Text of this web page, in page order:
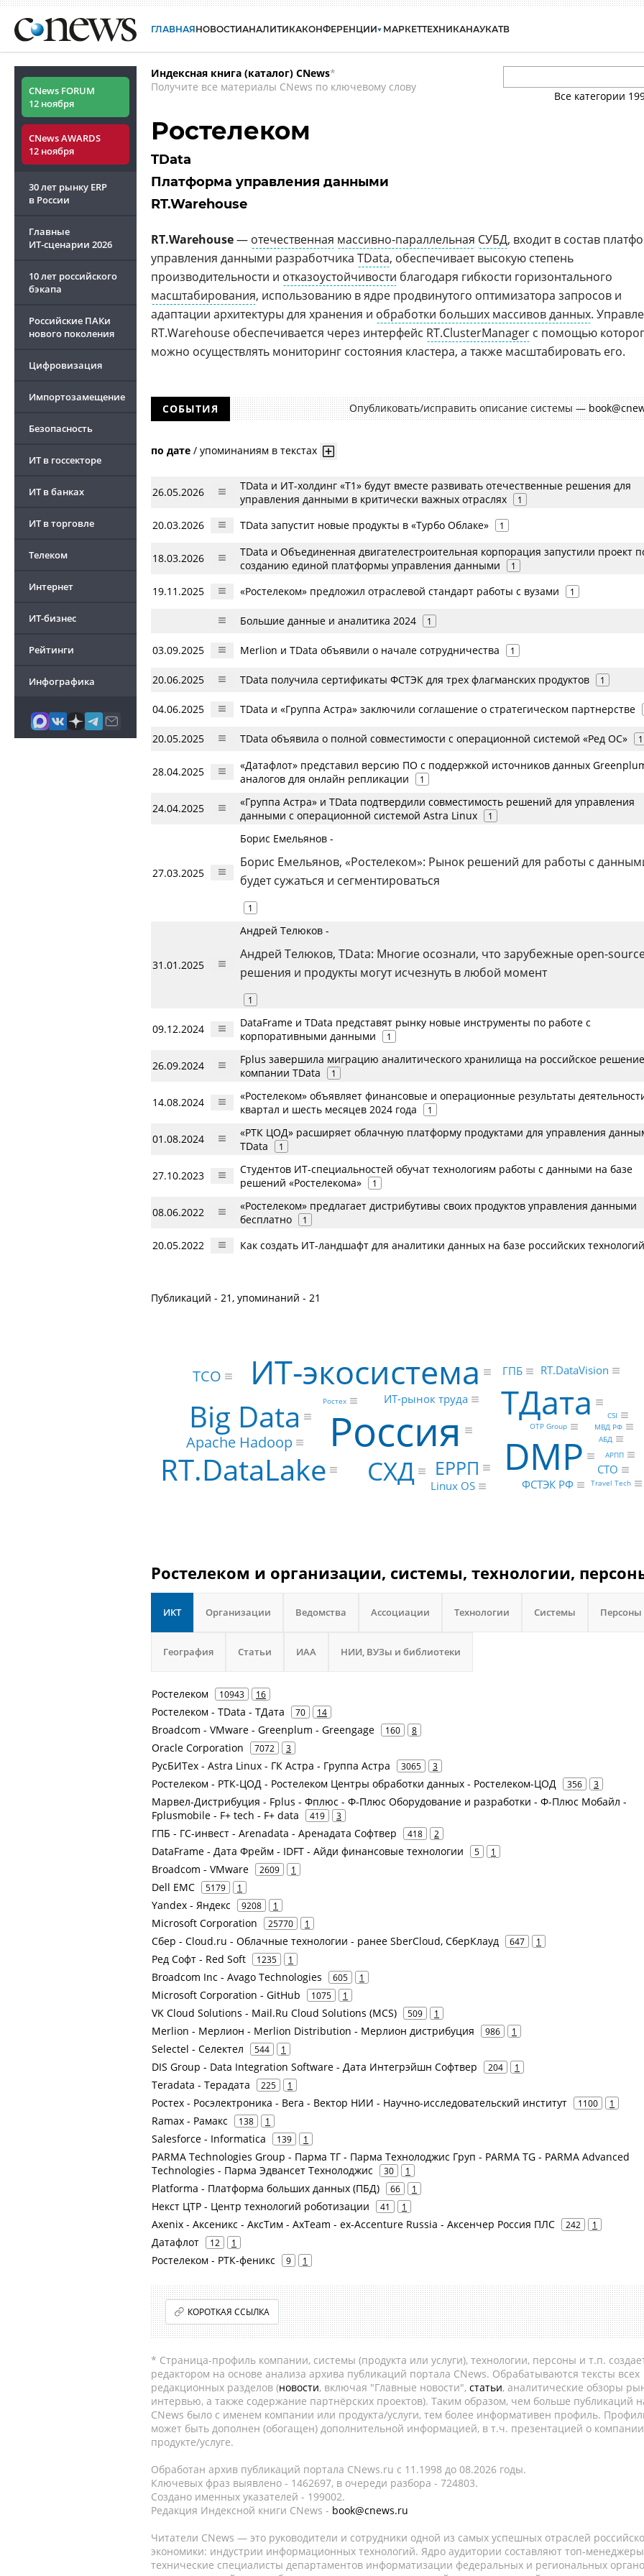
ГЛАВНАЯНОВОСТИАНАЛИТИКАКОНФЕРЕНЦИИ МАРКЕТТЕХНИКАНАУКАТВ
CNews FORUM
12 ноября
CNews AWARDS
12 ноября
30 лет рынку ERP
в России
Главные
ИТ-сценарии 2026
10 лет российского
бэкапа
Российские ПАКи
нового поколения
Цифровизация
Импортозамещение
Безопасность
ИТ в госсекторе
ИТ в банках
ИТ в торговле
Телеком
Интернет
ИТ-бизнес
Рейтинги
Инфографика
Индексная книга (каталог) CNews*
Получите все материалы CNews по ключевому слову
Все категории
Ростелеком
TData
Платформа управления данными
RT.Warehouse
RT.Warehouse— отечественная массивно-параллельная СУБД, входит в состав
управления данными разработчика TData, обеспечивает высокую степень
производительности и отказоустойчивости благодаря гибкости горизонтального
масштабирования, использованию в ядре продвинутого оптимизатора запросов и
адаптации архитектуры для хранения и обработки больших массивов данных.
RT.Warehouse обеспечивается через интерфейс RT.ClusterManager c помощью
можно осуществлять мониторинг состояния кластера, а также масштабировать его.
СОБЫТИЯ Опубликовать/исправить описание системы —
по дате / упоминаниям в текстах
26.05.2026
TData и ИТ-холдинг «T1» будут вместе развивать отечественные решения для
управления данными в критически важных отраслях
1
20.03.2026 TData запустит новые продукты в «Турбо Облаке» 1
18.03.2026
TData и Объединенная двигателестроительная корпорация запустили проект
созданию единой платформы управления данными
1
19.11.2025 «Ростелеком» предложил отраслевой стандарт работы с вузами 1
Большие данные и аналитика 2024 1
03.09.2025 Merlion и TData объявили о начале сотрудничества 1
20.06.2025 TData получила сертификаты ФСТЭК для трех флагманских продуктов 1
04.06.2025 TData и «Группа Астра» заключили соглашение о стратегическом партнерстве
20.05.2025 TData объявила о полной совместимости с операционной системой «Ред ОС» 1
28.04.2025
«Датафлот» представил версию ПО с поддержкой источников данных
аналогов для онлайн репликации
1
24.04.2025
«Группа Астра» и TData подтвердили совместимость решений для управления
данными с операционной системой Astra Linux
1
27.03.2025
Борис Емельянов -
Борис Емельянов, «Ростелеком»: Рынок решений для работы с
будет сужаться и сегментироваться
1
31.01.2025
Андрей Телюков -
Андрей Телюков, TData: Многие осознали, что зарубежные open-
решения и продукты могут исчезнуть в любой момент
1
09.12.2024
DataFrame и TData представят рынку новые инструменты по работе с
корпоративными данными
1
26.09.2024
Fplus завершила миграцию аналитического хранилища на российское решение
компании TData
1
14.08.2024
«Ростелеком» объявляет финансовые и операционные результаты
квартал и шесть месяцев 2024 года
1
01.08.2024
«РТК ЦОД» расширяет облачную платформу продуктами для управления
TData
1
27.10.2023
Студентов ИТ-специальностей обучат технологиям работы с данными на базе
решений «Ростелекома»
1
08.06.2022
«Ростелеком» предлагает дистрибутивы своих продуктов управления данными
бесплатно
1
20.05.2022 Как создать ИТ-ландшафт для аналитики данных на базе российских
Публикаций - 21, упоминаний - 21
Россия DMP
ТДата
ИТ-экосистема
RT.DataLake
Big Data
СХД ЕРРП
Apache Hadoop
TCO
ФСТЭК РФ
RT.DataVision
Linux OS
ИТ-рынок труда
ГПБ
CTO
Travel Tech
Ростех
OTP Group МВД РФ
АРПП
АБД
CSI
Ростелеком и организации, системы, технологии,
ИКТ Организации Ведомства Ассоциации Технологии Системы Персоны
География Статьи ИАА НИИ, ВУЗы и библиотеки
Ростелеком 10943 16
Ростелеком - TData - ТДата 70 14
Broadcom - VMware - Greenplum - Greengage 160 8
Oracle Corporation 7072 3
РусБИТех - Astra Linux - ГК Астра - Группа Астра 3065 3
Ростелеком - РТК-ЦОД - Ростелеком Центры обработки данных - Ростелеком-ЦОД 356 3
Марвел-Дистрибуция - Fplus - Фплюс - Ф-Плюс Оборудование и разработки - Ф-Плюс Мобайл -
Fplusmobile - F+ tech - F+ data
419 3
ГПБ - ГС-инвест - Arenadata - Аренадата Софтвер 418 2
DataFrame - Дата Фрейм - IDFT - Айди финансовые технологии 5 1
Broadcom - VMware 2609 1
Dell EMC 5179 1
Yandex - Яндекс 9208 1
Microsoft Corporation 25770 1
Сбер - Cloud.ru - Облачные технологии - ранее SberCloud, СберКлауд 647 1
Ред Софт - Red Soft 1235 1
Broadcom Inc - Avago Technologies 605 1
Microsoft Corporation - GitHub 1075 1
VK Cloud Solutions - Mail.Ru Cloud Solutions (MCS) 509 1
Merlion - Мерлион - Merlion Distribution - Мерлион дистрибуция 986 1
Selectel - Селектел 544 1
DIS Group - Data Integration Software - Дата Интегрэйшн Софтвер 204 1
Teradata - Терадата 225 1
Ростех - Росэлектроника - Вега - Вектор НИИ - Научно-исследовательский институт 1100 1
Ramax - Рамакс 138 1
Salesforce - Informatica 139 1
PARMA Technologies Group - Парма ТГ - Парма Технолоджис Груп - PARMA TG - PARMA Advanced
Technologies - Парма Эдвансет Технолоджис
30 1
Platforma - Платформа больших данных (ПБД) 66 1
Некст ЦТР - Центр технологий роботизации 41 1
Axenix - Аксеникс - АксТим - AxTeam - ex-Accenture Russia - Аксенчер Россия ПЛС 242 1
Датафлот 12 1
Ростелеком - РТК-феникс 9 1
КОРОТКАЯ ССЫЛКА
* Страница-профиль компании, системы (продукта или услуги), технологии, персоны и т.п.
редактором на основе анализа архива публикаций портала CNews. Обрабатываются тексты всех
редакционных разделов (новости, включая "Главные новости", статьи, аналитические обзоры
интервью, а также содержание партнёрских проектов). Таким образом, чем больше публикаций
CNews было с именем компании или продукта/услуги, тем более информативен профиль.
может быть дополнен (обогащен) дополнительной информацией, в т.ч. презентацией о
продукте/услуге.
Обработан архив публикаций портала CNews.ru c 11.1998 до 08.2026 годы.
Ключевых фраз выявлено - 1462697, в очереди разбора - 724803.
Создано именных указателей - 199002.
Редакция Индексной книги CNews - book@cnews.ru
Читатели CNews — это руководители и сотрудники одной из самых успешных отраслей
экономики: индустрии информационных технологий. Ядро аудитории составляют топ-
технические специалисты департаментов информатизации федеральных и региональных